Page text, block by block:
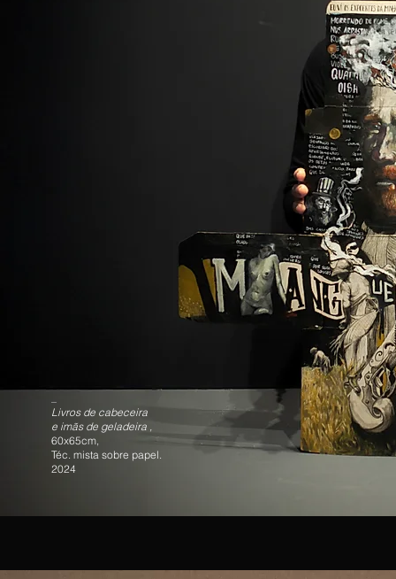
Livros de cabeceira
e imãs de geladeira ,
60x65cm,
Téc. mista sobre papel.
2024